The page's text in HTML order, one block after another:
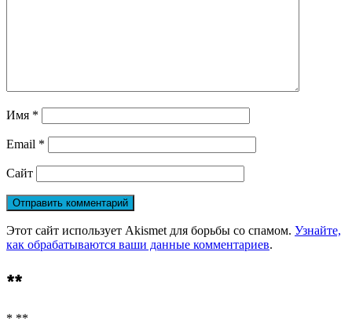
Имя *
Email *
Сайт
Этот сайт использует Akismet для борьбы со спамом. Узнайте,
как обрабатываются ваши данные комментариев.
**
* **